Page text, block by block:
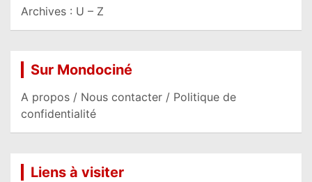
Archives : U – Z
Sur Mondociné
A propos / Nous contacter / Politique de
confidentialité
Liens à visiter